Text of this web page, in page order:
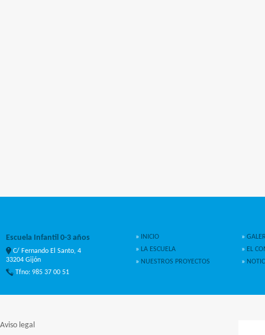
Escuela Infantil 0-3 años
C/ Fernando El Santo, 4
33204 Gijón
Tfno: 985 37 00 51
» INICIO
» LA ESCUELA
» NUESTROS PROYECTOS
»
» EL
»
Aviso legal